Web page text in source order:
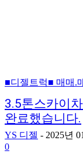
■디젤트럭■ 매매.
3.5톤스카이
완료했습니다.
YS 디젤 - 2025년
0